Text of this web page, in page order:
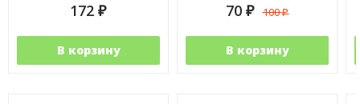
172 ₽
В корзину
70 ₽ 100₽
В корзину